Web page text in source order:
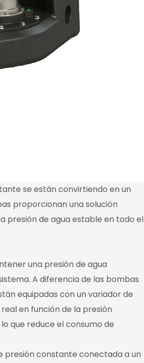
se están convirtiendo en un
proporcionan una solución
presión de agua estable en todo el
una presión de agua
A diferencia de las bombas
equipadas con un variador de
en función de la presión
que reduce el consumo de
presión constante conectada a un